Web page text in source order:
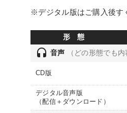
※デジタル版はご購入後す
形 態
headset 音声 （どの形態でも
CD版
デジタル音声版
（配信＋ダウンロード）